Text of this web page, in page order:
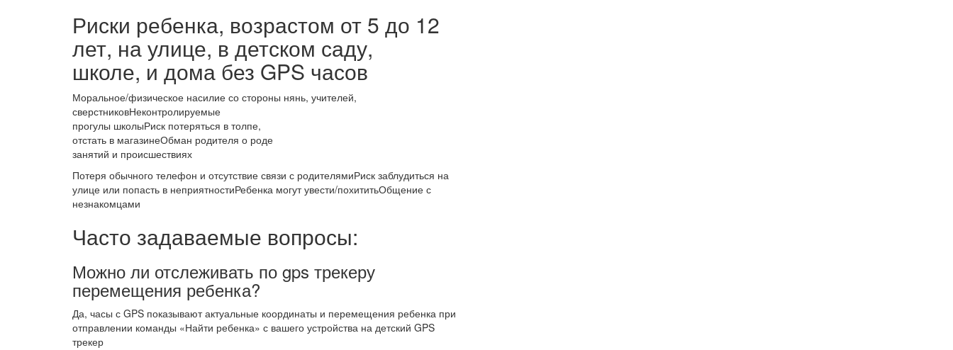
Риски ребенка, возрастом от 5 до 12
лет, на улице, в детском саду,
школе, и дома без GPS часов
Моральное/физическое насилие со стороны нянь, учителей,
сверстниковНеконтролируемые
прогулы школыРиск потеряться в толпе,
отстать в магазинеОбман родителя о роде
занятий и происшествиях
Потеря обычного телефон и отсутствие связи с родителямиРиск заблудиться на
улице или попасть в неприятностиРебенка могут увести/похититьОбщение с
незнакомцами
Часто задаваемые вопросы:
Можно ли отслеживать по gps трекеру
перемещения ребенка?
Да, часы с GPS показывают актуальные координаты и перемещения ребенка при
отправлении команды «Найти ребенка» с вашего устройства на детский GPS
трекер